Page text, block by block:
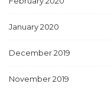
January 2020
December 2019
November 2019